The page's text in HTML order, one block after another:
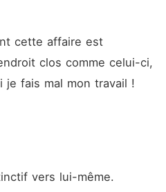
cette affaire est
clos comme celui-ci,
je fais mal mon travail !
vers lui-même.